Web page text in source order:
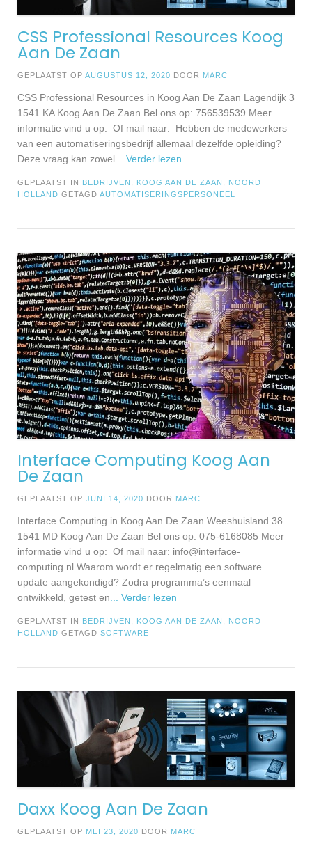
CSS Professional Resources Koog
Aan De Zaan
GEPLAATST OP AUGUSTUS 12, 2020 DOOR MARC
CSS Professional Resources in Koog Aan De Zaan Lagendijk 3
1541 KA Koog Aan De Zaan Bel ons op: 756539539 Meer
informatie vind u op: Of mail naar: Hebben de medewerkers
van een automatiseringsbedrijf allemaal dezelfde opleiding?
Deze vraag kan zowel... Verder lezen
GEPLAATST IN BEDRIJVEN , KOOG AAN DE ZAAN , NOORD
HOLLAND GETAGD AUTOMATISERINGSPERSONEEL
Interface Computing Koog Aan
De Zaan
GEPLAATST OP JUNI 14, 2020 DOOR MARC
Interface Computing in Koog Aan De Zaan Weeshuisland 38
1541 MD Koog Aan De Zaan Bel ons op: 075-6168085 Meer
informatie vind u op: Of mail naar: info@interface-
computing.nl Waarom wordt er regelmatig een software
update aangekondigd? Zodra programma’s eenmaal
ontwikkeld, getest en ... Verder lezen
GEPLAATST IN BEDRIJVEN KOOG AAN DE ZAAN
NOORD
HOLLAND GETAGD SOFTWARE
Daxx Koog Aan De Zaan
GEPLAATST OP MEI 23, 2020 DOOR MARC